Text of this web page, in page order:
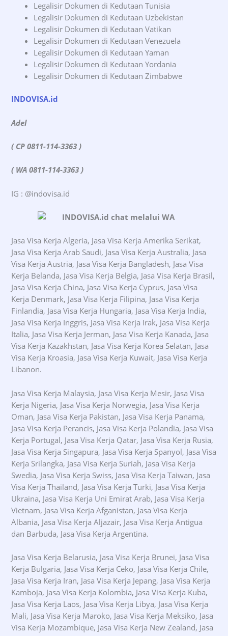
Legalisir Dokumen di Kedutaan Tunisia
Legalisir Dokumen di Kedutaan Uzbekistan
Legalisir Dokumen di Kedutaan Vatikan
Legalisir Dokumen di Kedutaan Venezuela
Legalisir Dokumen di Kedutaan Yaman
Legalisir Dokumen di Kedutaan Yordania
Legalisir Dokumen di Kedutaan Zimbabwe
INDOVISA.id
Adel
( CP 0811-114-3363 )
( WA 0811-114-3363 )
IG : @indovisa.id
Jasa Visa Kerja Algeria, Jasa Visa Kerja Amerika Serikat,
Jasa Visa Kerja Arab Saudi, Jasa Visa Kerja Australia, Jasa
Visa Kerja Austria, Jasa Visa Kerja Bangladesh, Jasa Visa
Kerja Belanda, Jasa Visa Kerja Belgia, Jasa Visa Kerja Brasil,
Jasa Visa Kerja China, Jasa Visa Kerja Cyprus, Jasa Visa
Kerja Denmark, Jasa Visa Kerja Filipina, Jasa Visa Kerja
Finlandia, Jasa Visa Kerja Hungaria, Jasa Visa Kerja India,
Jasa Visa Kerja Inggris, Jasa Visa Kerja Irak, Jasa Visa Kerja
Italia, Jasa Visa Kerja Jerman, Jasa Visa Kerja Kanada, Jasa
Visa Kerja Kazakhstan, Jasa Visa Kerja Korea Selatan, Jasa
Visa Kerja Kroasia, Jasa Visa Kerja Kuwait, Jasa Visa Kerja
Libanon.
Jasa Visa Kerja Malaysia, Jasa Visa Kerja Mesir, Jasa Visa
Kerja Nigeria, Jasa Visa Kerja Norwegia, Jasa Visa Kerja
Oman, Jasa Visa Kerja Pakistan, Jasa Visa Kerja Panama,
Jasa Visa Kerja Perancis, Jasa Visa Kerja Polandia, Jasa Visa
Kerja Portugal, Jasa Visa Kerja Qatar, Jasa Visa Kerja Rusia,
Jasa Visa Kerja Singapura, Jasa Visa Kerja Spanyol, Jasa Visa
Kerja Srilangka, Jasa Visa Kerja Suriah, Jasa Visa Kerja
Swedia, Jasa Visa Kerja Swiss, Jasa Visa Kerja Taiwan, Jasa
Visa Kerja Thailand, Jasa Visa Kerja Turki, Jasa Visa Kerja
Ukraina, Jasa Visa Kerja Uni Emirat Arab, Jasa Visa Kerja
Vietnam, Jasa Visa Kerja Afganistan, Jasa Visa Kerja
Albania, Jasa Visa Kerja Aljazair, Jasa Visa Kerja Antigua
dan Barbuda, Jasa Visa Kerja Argentina.
Jasa Visa Kerja Belarusia, Jasa Visa Kerja Brunei, Jasa Visa
Kerja Bulgaria, Jasa Visa Kerja Ceko, Jasa Visa Kerja Chile,
Jasa Visa Kerja Iran, Jasa Visa Kerja Jepang, Jasa Visa Kerja
Kamboja, Jasa Visa Kerja Kolombia, Jasa Visa Kerja Kuba,
Jasa Visa Kerja Laos, Jasa Visa Kerja Libya, Jasa Visa Kerja
Mali, Jasa Visa Kerja Maroko, Jasa Visa Kerja Meksiko, Jasa
Visa Kerja Mozambique, Jasa Visa Kerja New Zealand, Jasa